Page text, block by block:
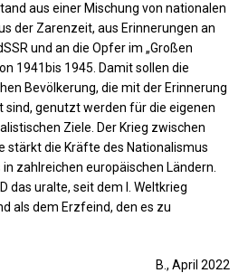
aus einer Mischung von nationalen
der Zarenzeit, aus Erinnerungen an
und an die Opfer im „Großen
1941bis 1945. Damit sollen die
Bevölkerung, die mit der Erinnerung
sind, genutzt werden für die eigenen
Ziele. Der Krieg zwischen
stärkt die Kräfte des Nationalismus
zahlreichen europäischen Ländern.
das uralte, seit dem I. Weltkrieg
als dem Erzfeind, den es zu
B., April 2022